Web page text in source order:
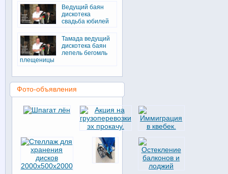
Ведущий баян
дискотека
свадьба юбилей
Тамада ведущий
дискотека баян
лепель бегомль
плещеницы
Фото-объявления